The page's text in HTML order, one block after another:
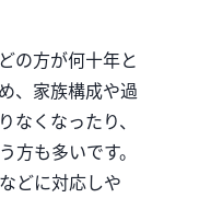
の方が何十年と
、家族構成や過
なくなったり、
方も多いです。
どに対応しや